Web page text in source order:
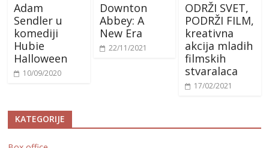
Adam
Sendler u
komediji
Hubie
Halloween
10/09/2020
Downton
Abbey: A
New Era
22/11/2021
ODRŽI SVET,
PODRŽI FILM,
kreativna
akcija mladih
filmskih
stvaralaca
17/02/2021
KATEGORIJE